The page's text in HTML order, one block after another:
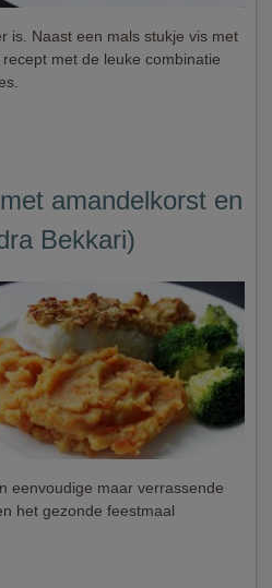
is. Naast een mals stukje vis met
met de leuke combinatie
amandelkorst en
Bekkari)
eenvoudige maar verrassende
het gezonde feestmaal